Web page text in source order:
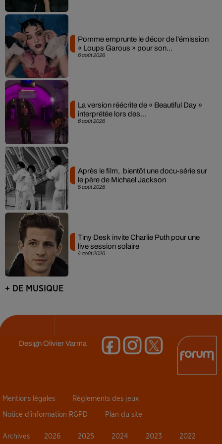
6 août 2026
Pomme emprunte le décor de l’émission
« Loups Garous » pour son...
6 août 2026
La version réécrite de « Beautiful Day »
interprétée lors des...
5 août 2026
Après le film, bientôt une docu-série sur
le père de Michael Jackson
4 août 2026
Tiny Desk invite Charlie Puth pour une
live session solaire
+ DE MUSIQUE
DesignOlivier Varma
Mentions légales Règlements des jeux
Notice d’information RGPD Plan du site
Archives 2026 2025 2024 2023 2022